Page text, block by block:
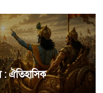
: ঐতিহাসিক